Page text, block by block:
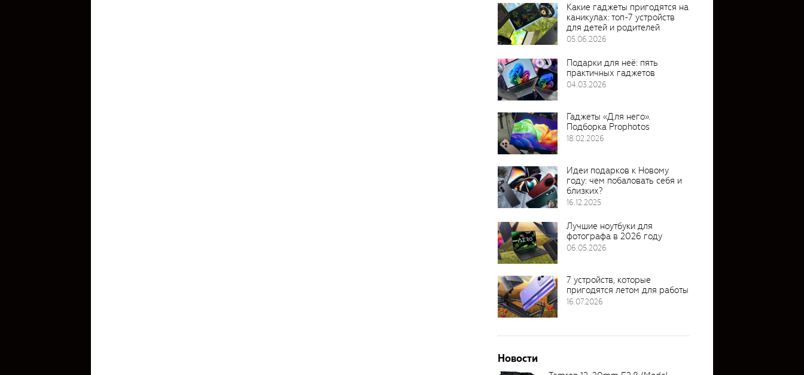
Какие гаджеты пригодятся на
каникулах: топ-7 устройств
для детей и родителей
05.06.2026
Подарки для неё: пять
практичных гаджетов
04.03.2026
Гаджеты «Для него».
Подборка Prophotos
18.02.2026
Идеи подарков к Новому
году: чем побаловать себя и
близких?
16.12.2025
Лучшие ноутбуки для
фотографа в 2026 году
06.05.2026
7 устройств, которые
пригодятся летом для работы
16.07.2026
Новости